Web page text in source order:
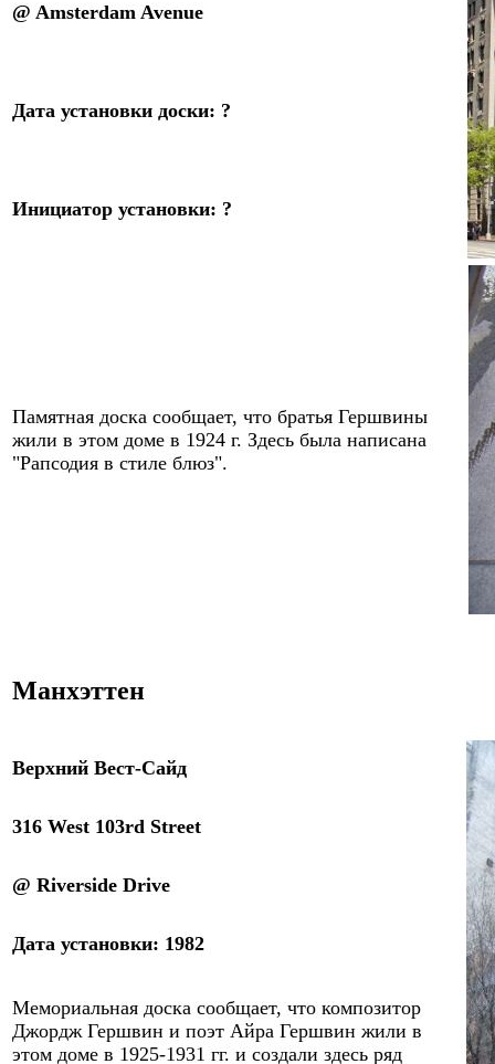
@ Amsterdam Avenue
Дата установки доски: ?
Инициатор установки: ?
Памятная доска сообщает, что братья Гершвины
жили в этом доме в 1924 г. Здесь была написана
"Рапсодия в стиле блюз".
Манхэттен
Верхний Вест-Сайд
316 West 103rd Street
@ Riverside Drive
Дата установки: 1982
Мемориальная доска сообщает, что композитор
Джордж Гершвин и поэт Айра Гершвин жили в
этом доме в 1925-1931 гг. и создали здесь ряд